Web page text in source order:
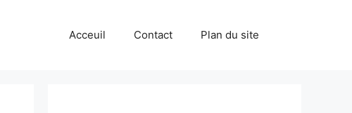
Acceuil Contact Plan du site